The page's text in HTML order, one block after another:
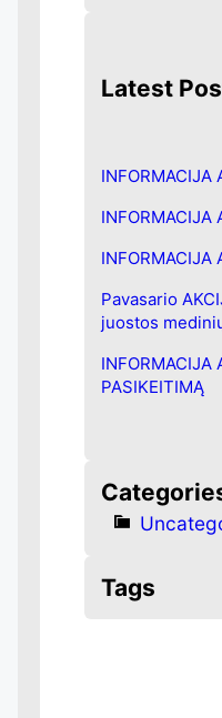
c
Latest
INFORMACIJA
INFORMACIJA
INFORMACIJA
Pavasario
juostos
INFORMACIJA
PASIKEITIMĄ
Tags